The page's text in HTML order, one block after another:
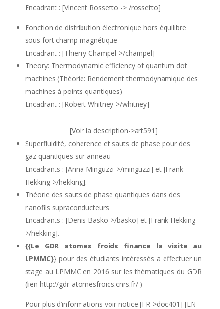
Encadrant : [Vincent Rossetto -> /rossetto]
Fonction de distribution électronique hors équilibre
sous fort champ magnétique
Encadrant : [Thierry Champel->/champel]
Theory: Thermodynamic efficiency of quantum dot
machines (Théorie: Rendement thermodynamique des
machines à points quantiques)
Encadrant : [Robert Whitney->/whitney]
[Voir la description->art591]
Superfluidité, cohérence et sauts de phase pour des
gaz quantiques sur anneau
Encadrants : [Anna Minguzzi->/minguzzi] et [Frank
Hekking->/hekking].
Théorie des sauts de phase quantiques dans des
nanofils supraconducteurs
Encadrants : [Denis Basko->/basko] et [Frank Hekking-
>/hekking].
{{Le GDR atomes froids finance la visite au
LPMMC}} pour des étudiants intéressés a effectuer un
stage au LPMMC en 2016 sur les thématiques du GDR
(lien http://gdr-atomesfroids.cnrs.fr/ )
Pour plus d’informations voir notice [FR->doc401] [EN-